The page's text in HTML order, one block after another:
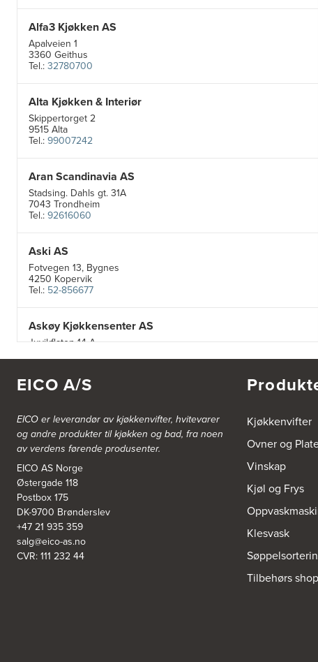
Alfa3 Kjøkken AS
Apalveien 1
3360 Geithus
Tel.:32780700
Alta Kjøkken & Interiør
Skippertorget 2
9515 Alta
Tel.:99007242
Aran Scandinavia AS
Stadsing. Dahls gt. 31A
7043 Trondheim
Tel.:92616060
Aski AS
Fotvegen 13, Bygnes
4250 Kopervik
Tel.: 52-856677
Askøy Kjøkkensenter AS
Juvikflaten 14 A
https://jke-design.com/no/butikk/jke-askoey
Aurland Elektriske AS
Odden 10 A
5745 Aurland
Tel.:57-633463
Bekkestua kjøkkenstudio as
Gamle Ringeriksvei 32
1357 Bekkestua
Tel.:99228877
Bergen Kjøkkensenter A/S
EICO A/S
EICO er leverandør av kjøkkenvifter, hvitevarer
og andre produkter til kjøkken og bad, fra noen
av verdens førende produsenter.
EICO AS Norge
Østergade 118
Postbox 175
DK-9700 Brønderslev
+47 21 935 359
salg@eico-as.no
CVR: 111 232 44
Kjøkkenvifter
Ovner og
Vinskap
Kjøl og Frys
Klesvask
Tilbehørs shop